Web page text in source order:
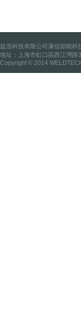
益浩科技有限公司濠信節能科
地址：上海市虹口區西江灣
Copyright © 2014